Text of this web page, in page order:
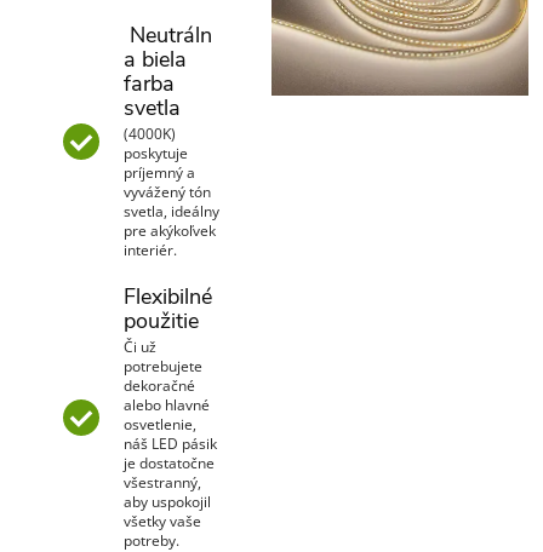
Neutráln
a biela
farba
svetla
(4000K)
poskytuje
príjemný a
vyvážený tón
svetla, ideálny
pre akýkoľvek
interiér.
Flexibilné
použitie
Či už
potrebujete
dekoračné
alebo hlavné
osvetlenie,
náš LED pásik
je dostatočne
všestranný,
aby uspokojil
všetky vaše
potreby.